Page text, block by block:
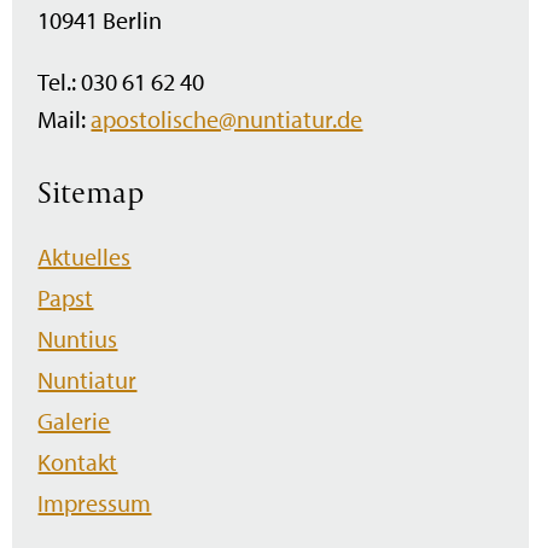
10941 Berlin
Tel.: 030 61 62 40
Mail:apostolische@nuntiatur.de
Sitemap
Navigation
überspringen
Aktuelles
Papst
Nuntius
Nuntiatur
Galerie
Kontakt
Impressum